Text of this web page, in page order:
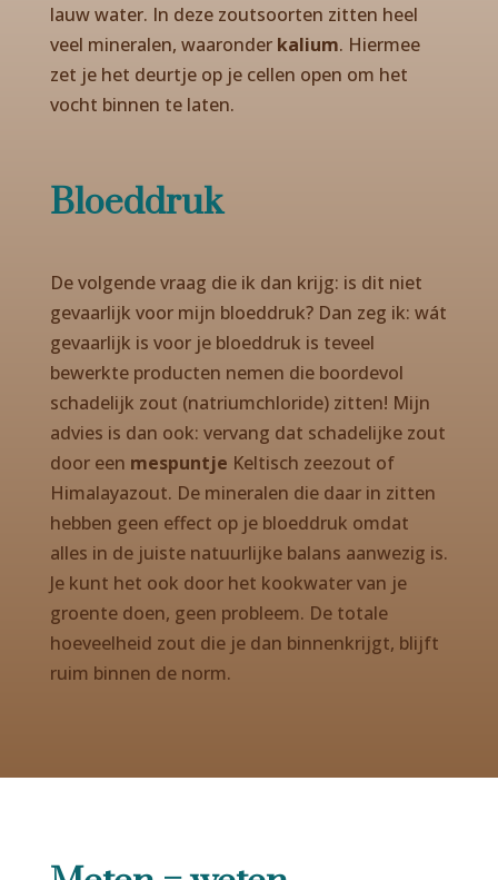
lauw water. In deze zoutsoorten zitten heel
veel mineralen, waaronder kalium. Hiermee
zet je het deurtje op je cellen open om het
vocht binnen te laten.
Bloeddruk
De volgende vraag die ik dan krijg: is dit niet
gevaarlijk voor mijn bloeddruk? Dan zeg ik: wát
gevaarlijk is voor je bloeddruk is teveel
bewerkte producten nemen die boordevol
schadelijk zout (natriumchloride) zitten! Mijn
advies is dan ook: vervang dat schadelijke zout
door een mespuntje Keltisch zeezout of
Himalayazout. De mineralen die daar in zitten
hebben geen effect op je bloeddruk omdat
alles in de juiste natuurlijke balans aanwezig is.
Je kunt het ook door het kookwater van je
groente doen, geen probleem. De totale
hoeveelheid zout die je dan binnenkrijgt, blijft
ruim binnen de norm.